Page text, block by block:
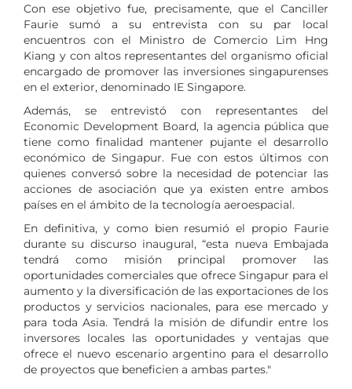
Con ese objetivo fue, precisamente, que el Canciller
Faurie sumó a su entrevista con su par local
encuentros con el Ministro de Comercio Lim Hng
Kiang y con altos representantes del organismo oficial
encargado de promover las inversiones singapurenses
en el exterior, denominado IE Singapore.
Además, se entrevistó con representantes del
Economic Development Board, la agencia pública que
tiene como finalidad mantener pujante el desarrollo
económico de Singapur. Fue con estos últimos con
quienes conversó sobre la necesidad de potenciar las
acciones de asociación que ya existen entre ambos
países en el ámbito de la tecnología aeroespacial.
En definitiva, y como bien resumió el propio Faurie
durante su discurso inaugural, “esta nueva Embajada
tendrá como misión principal promover las
oportunidades comerciales que ofrece Singapur para el
aumento y la diversificación de las exportaciones de los
productos y servicios nacionales, para ese mercado y
para toda Asia. Tendrá la misión de difundir entre los
inversores locales las oportunidades y ventajas que
ofrece el nuevo escenario argentino para el desarrollo
de proyectos que beneficien a ambas partes."